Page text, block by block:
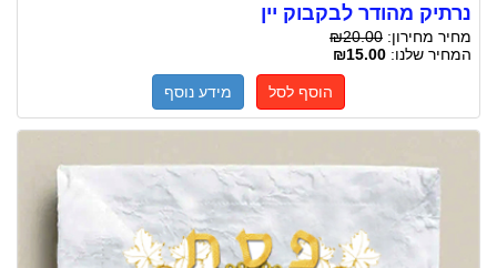
נרתיק מהודר לבקבוק יין
מחיר מחירון: ₪20.00
המחיר שלנו: ₪15.00
הוסף לסל מידע נוסף